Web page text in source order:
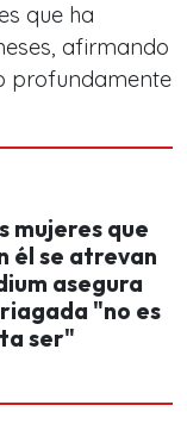
que ha
afirmando
profundamente
mujeres que
él se atrevan
asegura
"no es
ser"